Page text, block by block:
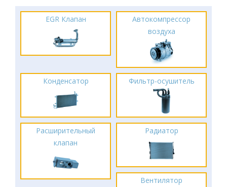
EGR Клапан
Автокомпрессор
воздуха
Конденсатор Фильтр-осушитель
Расширительный
клапан
Радиатор
Вентилятор